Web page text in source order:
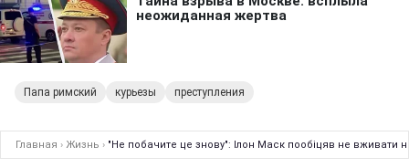
Папа римский курьезы преступления
Главная › Жизнь › "Не побачите це знову": Ілон Маск пообіцяв не вживати